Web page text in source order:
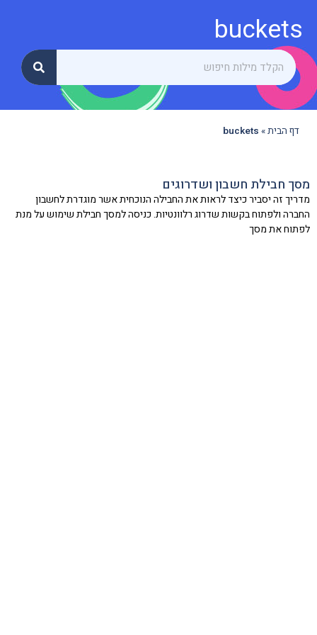
buckets
דף הבית»
buckets
מסך חבילת חשבון ושדרוגים
מדריך זה יסביר כיצד לראות את החבילה הנוכחית אשר מוגדרת לחשבון
החברה ולפתוח בקשות שדרוג רלוונטיות. כניסה למסך חבילת שימוש על מנת
לפתוח את מסך